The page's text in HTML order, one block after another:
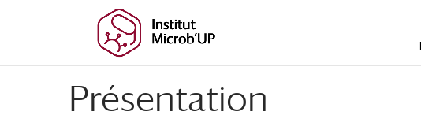
principal
navigation
Présentation